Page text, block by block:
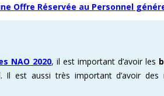
Offre Réservée au Personnel
NAO 2020, il est important d’avoir les
Il est aussi très important d’avoir